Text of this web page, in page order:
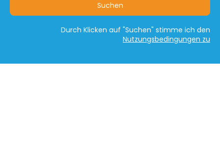
Suchen
Durch Klicken auf "Suchen" stimme ich den
Nutzungsbedingungen zu